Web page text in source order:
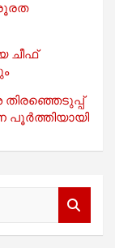
ചീഫ്
തിരഞ്ഞെടുപ്പ്
പൂർത്തിയായി